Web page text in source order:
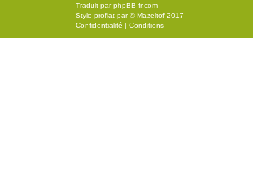
Traduit parphpBB-fr.com
Style proflat par ©Mazeltof 2017
Confidentialité | Conditions